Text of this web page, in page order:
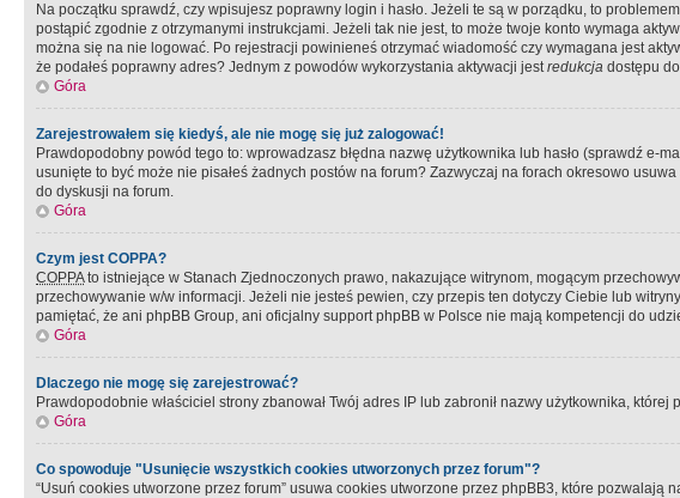
Na początku sprawdź, czy wpisujesz poprawny login i hasło. Jeżeli te są w porządku, to
postąpić zgodnie z otrzymanymi instrukcjami. Jeżeli tak nie jest, to może twoje konto wymaga
można się na nie logować. Po rejestracji powinieneś otrzymać wiadomość czy wymagana jest
że podałeś poprawny adres? Jednym z powodów wykorzystania aktywacji jestredukcja dostępu
Góra
Zarejestrowałem się kiedyś, ale nie mogę się już zalogować!
Prawdopodobny powód tego to: wprowadzasz błędna nazwę użytkownika lub hasło (sprawdź e-
usunięte to być może nie pisałeś żadnych postów na forum? Zazwyczaj na forach okresowo
do dyskusji na forum.
Góra
Czym jest COPPA?
COPPAto istniejące w Stanach Zjednoczonych prawo, nakazujące witrynom, mogącym
przechowywanie w/w informacji. Jeżeli nie jesteś pewien, czy przepis ten dotyczy Ciebie lub
pamiętać, że ani phpBB Group, ani oficjalny support phpBB w Polsce nie mają kompetencji do
Góra
Dlaczego nie mogę się zarejestrować?
Prawdopodobnie właściciel strony zbanował Twój adres IP lub zabronił nazwy użytkownika,
Góra
Co spowoduje "Usunięcie wszystkich cookies utworzonych przez forum"?
“Usuń cookies utworzone przez forum” usuwa cookies utworzone przez phpBB3, które